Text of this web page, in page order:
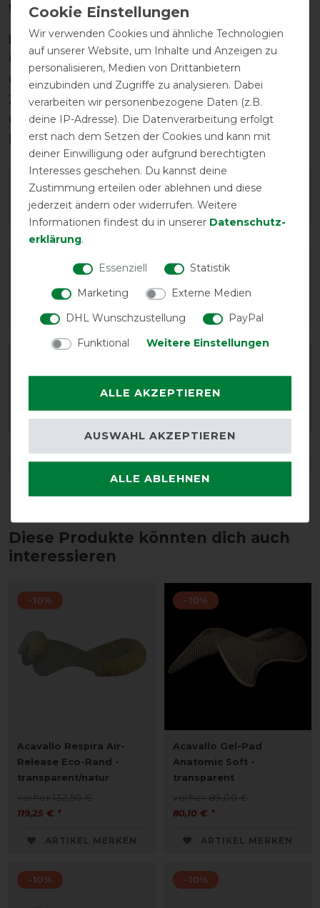
für kleinere Sättel zugeschnitten werden.
Hinweis
Um die hervorragende Elastizität des Acavallo
Gelpads zu erhalten, bitte nicht längere
Zeit direkter Sonneneinstrahlung aussetzen. Das
Gelpad könnte austrocknen und im Extremfall
brechen.
Wie hat dir die Artikelbeschreibung
gefallen?
AC126OS00
EAN:8059973130193
DETAILS ZUR PRODUKTSICHERHEIT
Diese Produkte könnten dich auch
interessieren
-10%
Acavallo Respira Air-
Release Eco-Rand -
transparent/natur
vorher 132,50 €
119,25 € *
ARTIKEL MERKEN
-10%
Acavallo Gel-Pad
Anatomic Soft -
transparent
vorher 89,00 €
80,10 € *
ARTIKEL MERKEN
-10% -10%
Wir verwenden Cookies und ähnliche Technologien
auf unserer Website, um Inhalte und Anzeigen zu
personalisieren, Medien von Drittanbietern
einzubinden und Zugriffe zu analysieren. Dabei
verarbeiten wir personenbezogene Daten (z.B.
deine IP-Adresse). Die Datenverarbeitung erfolgt
erst nach dem Setzen der Cookies und kann mit
deiner Einwilligung oder aufgrund berechtigten
Interesses geschehen. Du kannst deine
Zustimmung erteilen oder ablehnen und diese
jederzeit ändern oder widerrufen. Weitere
Informationen findest du in unserer Daten­schutz­
erklärung.
Essenziell
Statistik
Marketing
Externe Medien
DHL Wunschzustellung
PayPal
Funktional
Weitere Einstellungen
ALLE AKZEPTIEREN
ALLE ABLEHNEN
AUSWAHL AKZEPTIEREN